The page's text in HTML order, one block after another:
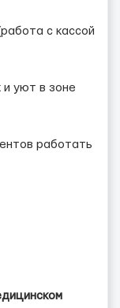
с кассой
уют в зоне
работать